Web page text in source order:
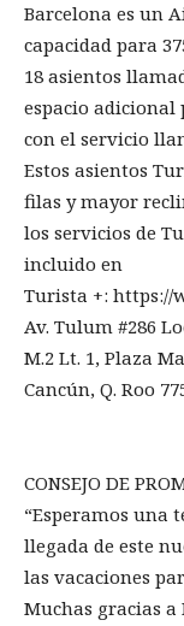
Barcelona es un
capacidad para
18 asientos
espacio adicional
con el servicio
Estos asientos
filas y mayor
los servicios de
incluido en
Turista +: https://
Av. Tulum #286
M.2 Lt. 1, Plaza
Cancún, Q. Roo
CONSEJO DE
“Esperamos una
llegada de este
las vacaciones
Muchas gracias